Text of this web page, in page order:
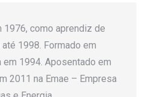
como aprendiz de
1998. Formado em
em 1994. Aposentado em
2011 na Emae – Empresa